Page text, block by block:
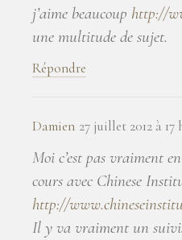
j’aime beaucoup http://
une multitude de sujet.
Répondre
Damien 27 juillet 2012 à 17
Moi c’est pas vraiment
cours avec Chinese
http://
Il y va vraiment un